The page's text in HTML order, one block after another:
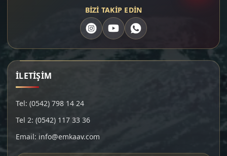
BİZİ TAKİP EDİN
İLETİŞİM
Tel: (0542) 798 14 24
Tel 2: (0542) 117 33 36
Email: info@emkaav.com